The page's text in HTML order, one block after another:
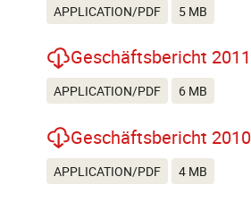
APPLICATION/PDF 5 MB
Geschäftsbericht 2011
APPLICATION/PDF 6 MB
Geschäftsbericht 2010
APPLICATION/PDF 4 MB